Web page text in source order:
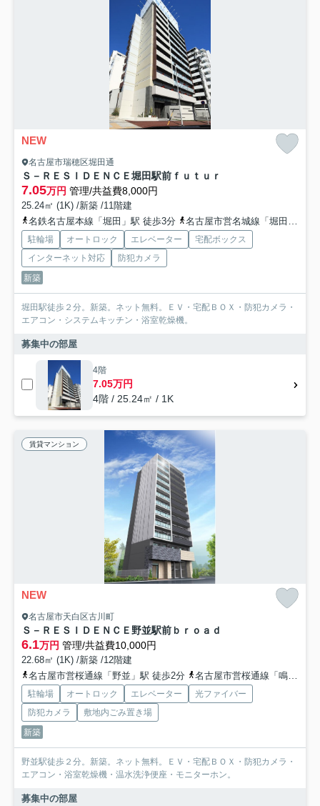
NEW
名古屋市瑞穂区堀田通
Ｓ－ＲＥＳＩＤＥＮＣＥ堀田駅前ｆｕｔｕｒ
7.05万円 管理/共益費8,000円
25.24㎡ (1K) /新築 /11階建
名鉄名古屋本線「堀田」駅 徒歩3分
名古屋市営名城線「堀田」駅 徒歩5分
駐輪場 オートロック エレベーター
宅配ボックス
インターネット対応
防犯カメラ
新築
堀田駅徒歩２分。新築。ネット無料。ＥＶ・宅配ＢＯＸ・防犯カメラ・
エアコン・システムキッチン・浴室乾燥機。
募集中の部屋
4階
7.05万円
4階 / 25.24㎡ / 1K
賃貸マンション
NEW
名古屋市天白区古川町
Ｓ－ＲＥＳＩＤＥＮＣＥ野並駅前ｂｒｏａｄ
6.1万円 管理/共益費10,000円
22.68㎡ (1K) /新築 /12階建
名古屋市営桜通線「野並」駅 徒歩2分
名古屋市営桜通線「鳴子北」駅 徒歩16分
駐輪場 オートロック エレベーター
光ファイバー
防犯カメラ
敷地内ごみ置き場
新築
野並駅徒歩２分。新築。ネット無料。ＥＶ・宅配ＢＯＸ・防犯カメラ・
エアコン・浴室乾燥機・温水洗浄便座・モニターホン。
募集中の部屋